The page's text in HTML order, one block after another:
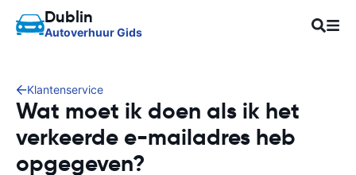
Dublin
Autoverhuur Gids
Klantenservice
Wat moet ik doen als ik het
verkeerde e-mailadres heb
opgegeven?